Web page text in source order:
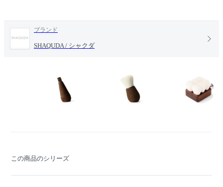
ブランド
SHAQUDA / シャクダ
この商品のシリーズ